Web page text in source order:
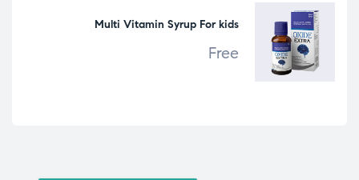
Multi Vitamin Syrup For kids
Free